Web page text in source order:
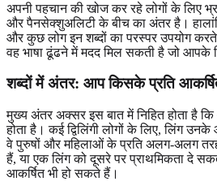
अपनी पहचान की खोज कर रहे लोगों के लिए
और पैनसेक्शुअलिटी के बीच का अंतर है।
और कुछ लोग इन शब्दों का परस्पर उपयोग
वह भाषा ढूंढने में मदद मिल सकती है जो आपके
शब्दों में अंतर: आप किसके प्रति
मुख्य अंतर अक्सर इस बात में निहित होता है
होता है। कई द्विलिंगी लोगों के लिए, लिंग
वे पुरुषों और महिलाओं के प्रति अलग-अलग
हैं, या एक लिंग को दूसरे पर प्राथमिकता दे
आकर्षित भी हो सकते हैं।